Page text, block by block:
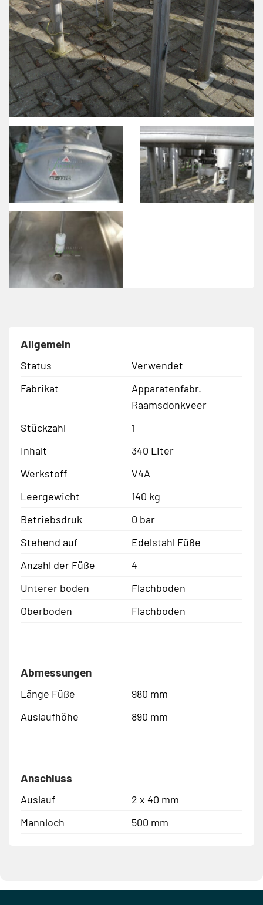
Allgemein
Status
Verwendet
Fabrikat
Apparatenfabr.
Raamsdonkveer
Stückzahl
1
Inhalt
340 Liter
Werkstoff
V4A
Leergewicht
140 kg
Betriebsdruk
0 bar
Stehend auf
Edelstahl Füße
Anzahl der Füße
4
Unterer boden
Flachboden
Oberboden
Flachboden
Abmessungen
Länge Füße
980 mm
Auslaufhöhe
890 mm
Anschluss
Auslauf
2 x 40 mm
Mannloch
500 mm